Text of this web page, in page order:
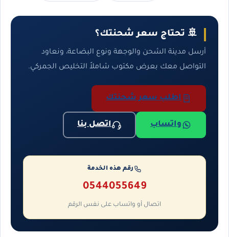
🚢 تحتاج سعر شحنتك؟
أرسل مدينة الشحن والوجهة ونوع البضاعة، ونعاود
التواصل معك بعرض مكتوب شاملاً التخليص الجمركي.
اطلب سعر شحنتك
واتساب اتصل بنا
رقم هذه الخدمة
0544055649
اتصال أو واتساب على نفس الرقم